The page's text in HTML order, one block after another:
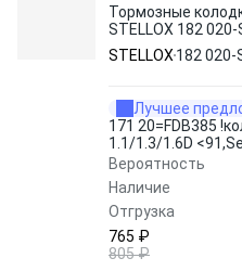
Тормозные
STELLOX 182 020-
STELLOX 182 020-
Лучшее
171 20=FDB385
1.1/1.3/1.6D
Вероятность
Наличие
Отгрузка
765 ₽
805 ₽